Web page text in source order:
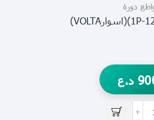
دورة
د.ع